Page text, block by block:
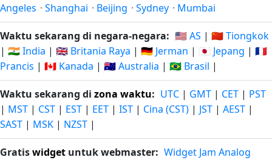
Angeles · Shanghai · Beijing · Sydney · Mumbai
Waktu sekarang di negara-negara: 🇺🇸 AS | 🇨🇳 Tiongkok
| 🇮🇳 India | 🇬🇧 Britania Raya | 🇩🇪 Jerman | 🇯🇵 Jepang | 🇫🇷
Prancis | 🇨🇦 Kanada | 🇦🇺 Australia | 🇧🇷 Brasil |
Waktu sekarang di zona waktu: UTC | GMT | CET | PST
| MST | CST | EST | EET | IST | Cina (CST) | JST | AEST |
SAST | MSK | NZST |
Gratiswidget untuk webmaster: Widget Jam Analog